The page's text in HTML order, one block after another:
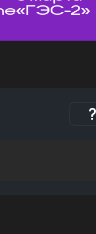
«ГЭС-2»